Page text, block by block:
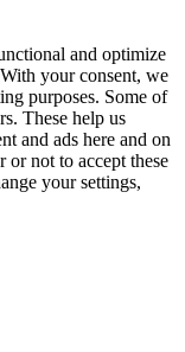
and optimize
your consent, we
purposes. Some of
These help us
and ads here and on
or not to accept these
your settings,